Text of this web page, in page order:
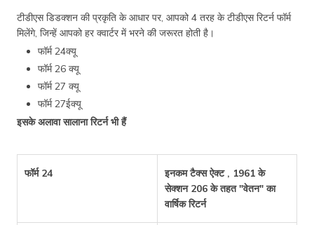
टीडीएस डिडक्शन की प्रकृति के आधार पर, आपको 4 तरह के टीडीएस रिटर्न फॉर्म
मिलेंगे, जिन्हें आपको हर क्वार्टर में भरने की जरूरत होती है।
फॉर्म 24क्यू
फॉर्म 26 क्यू
फॉर्म 27 क्यू
फॉर्म 27ईक्यू
इसके अलावा सालाना रिटर्न भी हैं
फॉर्म 24
इनकम टैक्स ऐक्ट , 1961 के
सेक्शन 206 के तहत "वेतन" का
वार्षिक रिटर्न